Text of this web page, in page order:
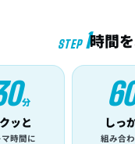
STEP 1時間を
分
ッと
マ時間に
しっ
組み合